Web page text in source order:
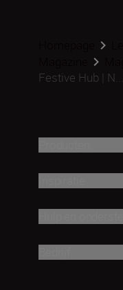
Festive Hub | N...